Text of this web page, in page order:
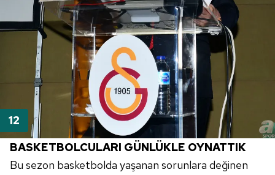
BASKETBOLCULARI GÜNLÜKLE OYNATTIK
Bu sezon basketbolda yaşanan sorunlara değinen